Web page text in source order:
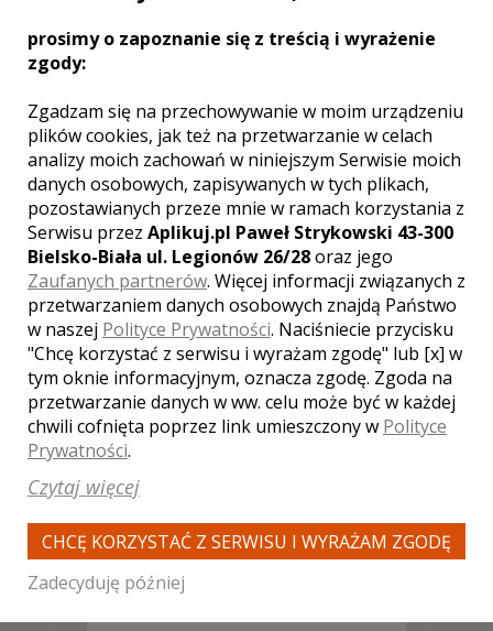
Roman - kamerzysta
Sandomierz
2150 zł/ sesja
Ocena: 5,00 / 5
(1 opinia)
Poleceń: 56
Obsługa weselnej uroczystości to
sprawa niezwykle ważna, ponieważ
dokumentuje najważniejszy dzień w
wybór właściwej firmy, która zajmie się
filmowaniem ślubnych uroczystości,
jest priorytetem. Nasza oferta jest
dostosowana do indywidualnych
potrzeb każdej pary. Spełniamy
prosimy o zapoznanie się z treścią i wyrażenie
zgody:
Zgadzam się na przechowywanie w moim urządzeniu
plików cookies, jak też na przetwarzanie w celach
analizy moich zachowań w niniejszym Serwisie moich
danych osobowych, zapisywanych w tych plikach,
pozostawianych przeze mnie w ramach korzystania z
Serwisu przez Aplikuj.pl Paweł Strykowski 43-300
Bielsko-Biała ul. Legionów 26/28oraz jego
Zaufanych partnerów. Więcej informacji związanych z
przetwarzaniem danych osobowych znajdą Państwo
w naszej Polityce Prywatności. Naciśniecie przycisku
"Chcę korzystać z serwisu i wyrażam zgodę" lub [x] w
tym oknie informacyjnym, oznacza zgodę. Zgoda na
przetwarzanie danych w ww. celu może być w każdej
chwili cofnięta poprzez link umieszczony w Polityce
Prywatności.
Czytaj więcej
CHCĘ KORZYSTAĆ Z SERWISU I WYRAŻAM ZGODĘ
Zadecyduję później